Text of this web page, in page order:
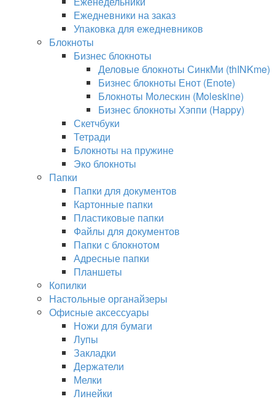
Ежедневники на заказ
Упаковка для ежедневников
Блокноты
Бизнес блокноты
Деловые блокноты СинкМи (thINKme)
Бизнес блокноты Енот (Enote)
Блокноты Молескин (Moleskine)
Бизнес блокноты Хэппи (Happy)
Скетчбуки
Тетради
Блокноты на пружине
Эко блокноты
Папки
Папки для документов
Картонные папки
Пластиковые папки
Файлы для документов
Папки с блокнотом
Адресные папки
Планшеты
Копилки
Настольные органайзеры
Офисные аксессуары
Ножи для бумаги
Лупы
Закладки
Держатели
Мелки
Линейки